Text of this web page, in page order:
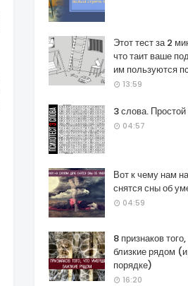
Этот тест за 2
что таит ваше
им пользуются
13:59
3 слова. Простой
04:57
Вот к чему нам
снятся сны об
04:59
8 признаков
близкие рядом
порядке)
16:20